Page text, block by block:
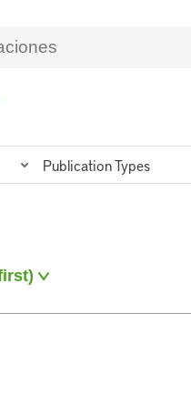
Publication Types